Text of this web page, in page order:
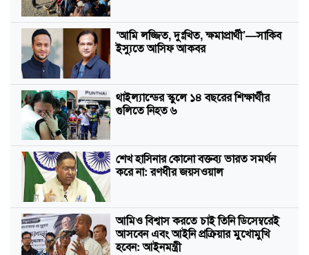
‘আমি লজ্জিত, দুঃখিত, ক্ষমাপ্রার্থী’—সাকিব
ইস্যুতে আসিফ আকবর
থাইল্যান্ডের স্কুলে ১৪ বছরের শিক্ষার্থীর
গুলিতে নিহত ৬
শেখ হাসিনার কোনো বক্তব্য ভারত সমর্থন
করে না: রণধীর জয়সওয়াল
আমিও বিশ্বাস করতে চাই তিনি ডিসেম্বরেই
আসবেন এবং আইনি প্রক্রিয়ার মুখোমুখি
হবেন: আইনমন্ত্রী